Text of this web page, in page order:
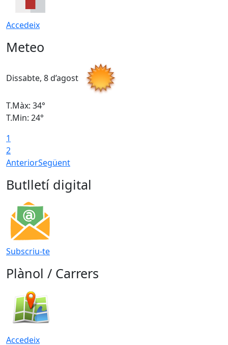
Accedeix
Meteo
Dissabte, 8 d’agost
T.Màx: 34°
T.Min: 24°
1
2
AnteriorSegüent
Butlletí digital
Subscriu-te
Plànol / Carrers
Accedeix